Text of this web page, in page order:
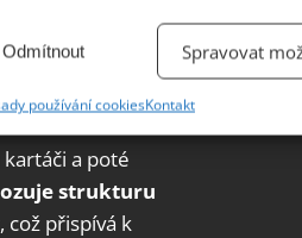
přenášených informací.
zjišťování podvodů a
reklamy a obsahu,
Odmítnout Spravovat
používání cookiesKontakt
a poté
strukturu
přispívá k